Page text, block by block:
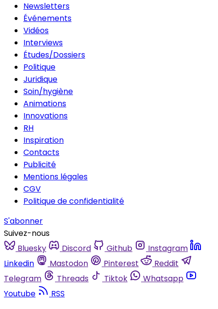
Newsletters
Événements
Vidéos
Interviews
Études/Dossiers
Politique
Juridique
Soin/hygiène
Animations
Innovations
RH
Inspiration
Contacts
Publicité
Mentions légales
CGV
Politique de confidentialité
S'abonner
Suivez-nous
Bluesky
Discord Github
Instagram
Linkedin
Mastodon Pinterest
Reddit
Telegram
Threads Tiktok
Whatsapp
Youtube
RSS